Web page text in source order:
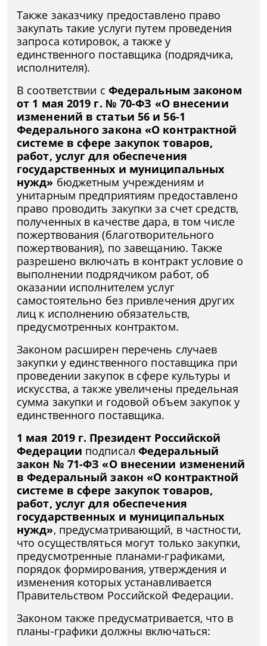
Также заказчику предоставлено право
закупать такие услуги путем проведения
запроса котировок, а также у
единственного поставщика (подрядчика,
исполнителя).
В соответствии с Федеральным законом
от 1 мая 2019 г. № 70-ФЗ «О внесении
изменений в статьи 56 и 56-1
Федерального закона «О контрактной
системе в сфере закупок товаров,
работ, услуг для обеспечения
государственных и муниципальных
нужд» бюджетным учреждениям и
унитарным предприятиям предоставлено
право проводить закупки за счет средств,
полученных в качестве дара, в том числе
пожертвования (благотворительного
пожертвования), по завещанию. Также
разрешено включать в контракт условие о
выполнении подрядчиком работ, об
оказании исполнителем услуг
самостоятельно без привлечения других
лиц к исполнению обязательств,
предусмотренных контрактом.
Законом расширен перечень случаев
закупки у единственного поставщика при
проведении закупок в сфере культуры и
искусства, а также увеличены предельная
сумма закупки и годовой объем закупок у
единственного поставщика.
1 мая 2019 г. Президент Российской
Федерации подписал Федеральный
закон № 71-ФЗ «О внесении изменений
в Федеральный закон «О контрактной
системе в сфере закупок товаров,
работ, услуг для обеспечения
государственных и муниципальных
нужд», предусматривающий, в частности,
что осуществляться могут только закупки,
предусмотренные планами-графиками,
порядок формирования, утверждения и
изменения которых устанавливается
Правительством Российской Федерации.
Законом также предусматривается, что в
планы-графики должны включаться: